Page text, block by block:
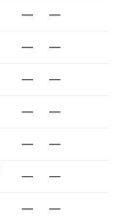
— —
— —
— —
— —
—
—
— —
— —